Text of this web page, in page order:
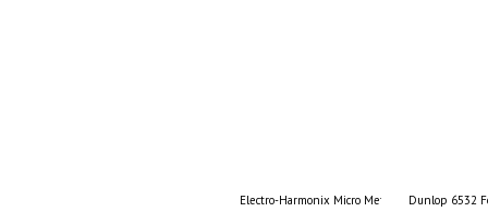
Electro-Harmonix Micro Metal MuffDunlop 6532